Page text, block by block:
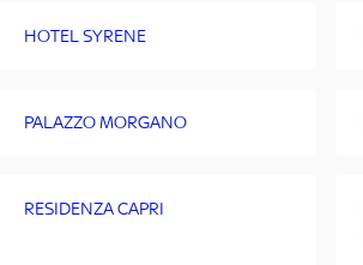
HOTEL SYRENE
PALAZZO MORGANO
RESIDENZA CAPRI